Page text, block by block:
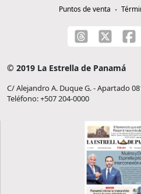
Puntos de venta
© 2019 La Estrella de Panamá
C/ Alejandro A. Duque G. - Apartado
Teléfono: +507 204-0000